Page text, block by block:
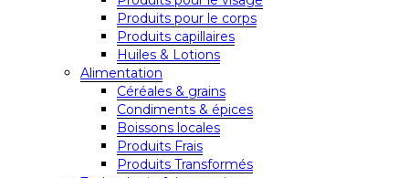
Produits pour le corps
Produits capillaires
Huiles & Lotions
Alimentation
Céréales & grains
Condiments & épices
Boissons locales
Produits Frais
Produits Transformés